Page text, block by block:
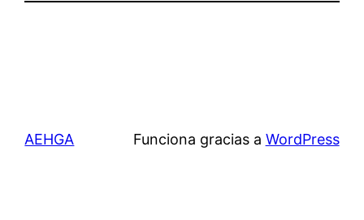
AEHGA Funciona gracias a WordPress